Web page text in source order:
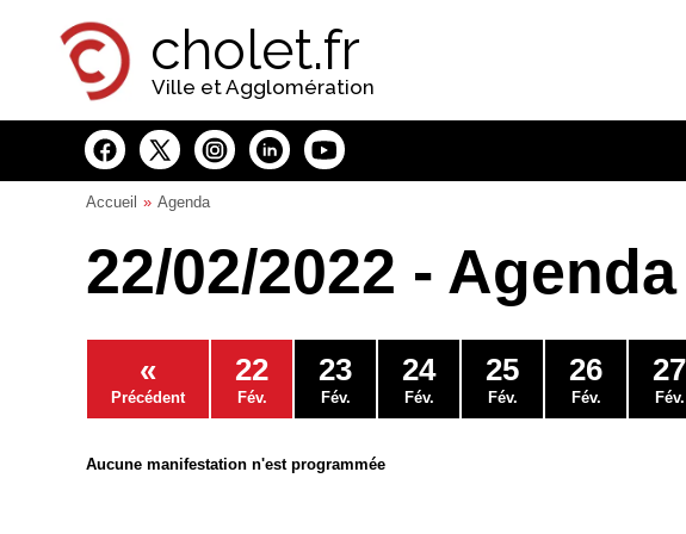
cholet.fr
Ville et Agglomération
Accueil Agenda
22/02/2022 - Agenda
«
Précédent
22
Fév.
23
Fév.
24
Fév.
25
Fév.
26
Fév.
27
Fév.
Aucune manifestation n'est programmée